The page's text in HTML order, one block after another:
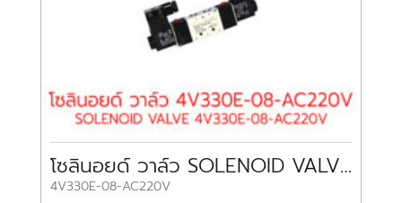
โซลินอยด์ วาล์ว SOLENOID VALVE 4V330E-08-AC220V
4V330E-08-AC220V